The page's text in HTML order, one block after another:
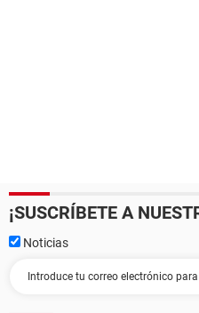
¡SUSCRÍBETE A
Noticias